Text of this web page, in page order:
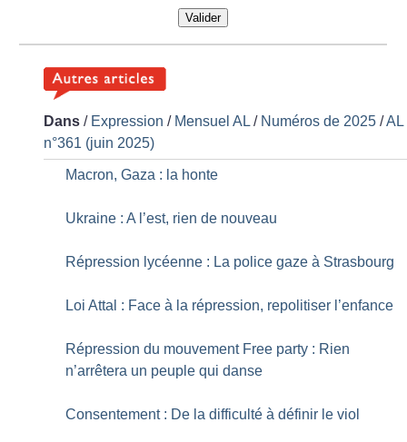
Valider
Dans / Expression / Mensuel AL / Numéros de 2025 /AL
n°361 (juin 2025)
Macron, Gaza : la honte
Ukraine : A l’est, rien de nouveau
Répression lycéenne : La police gaze à Strasbourg
Loi Attal : Face à la répression, repolitiser l’enfance
Répression du mouvement Free party : Rien
n’arrêtera un peuple qui danse
Consentement : De la difficulté à définir le viol